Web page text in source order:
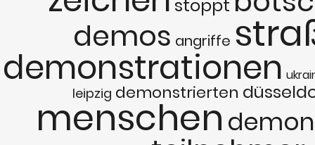
stoppt
demos angriffe
demonstrationen
leipzig demonstrierten
menschen